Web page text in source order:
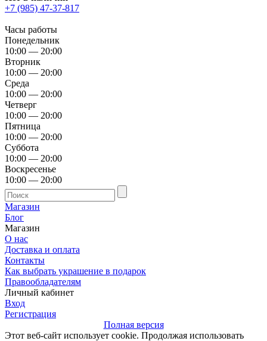
+7 (985) 47-37-817
Часы работы
Понедельник
10:00 — 20:00
Вторник
10:00 — 20:00
Среда
10:00 — 20:00
Четверг
10:00 — 20:00
Пятница
10:00 — 20:00
Суббота
10:00 — 20:00
Воскресенье
10:00 — 20:00
Магазин
Блог
Магазин
О нас
Доставка и оплата
Контакты
Как выбрать украшение в подарок
Правообладателям
Личный кабинет
Вход
Регистрация
Полная версия
Этот веб-сайт использует cookie. Продолжая использовать